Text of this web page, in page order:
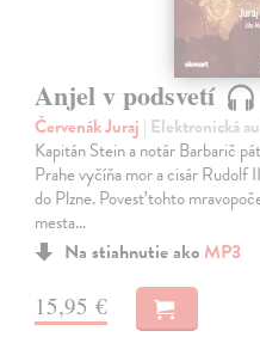
Anjel v podsvetí
Červenák Juraj | Elektronická
Kapitán Stein a notár Barbarič
Prahe vyčíňa mor a cisár Rudolf
do Plzne. Povesť tohto
mesta…
Na stiahnutie ako MP3
15,95 €